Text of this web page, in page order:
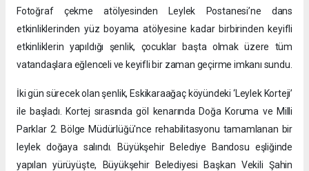
Fotoğraf çekme atölyesinden Leylek Postanesi’ne dans
etkinliklerinden yüz boyama atölyesine kadar birbirinden keyifli
etkinliklerin yapıldığı şenlik, çocuklar başta olmak üzere tüm
vatandaşlara eğlenceli ve keyifli bir zaman geçirme imkanı sundu.
İki gün sürecek olan şenlik, Eskikaraağaç köyündeki ‘Leylek Korteji’
ile başladı. Kortej sırasında göl kenarında Doğa Koruma ve Milli
Parklar 2. Bölge Müdürlüğü'nce rehabilitasyonu tamamlanan bir
leylek doğaya salındı. Büyükşehir Belediye Bandosu eşliğinde
yapılan yürüyüşte, Büyükşehir Belediyesi Başkan Vekili Şahin